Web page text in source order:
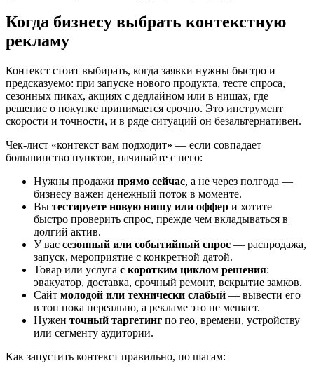
Когда бизнесу выбрать контекстную
рекламу
Контекст стоит выбирать, когда заявки нужны быстро и
предсказуемо: при запуске нового продукта, тесте спроса,
сезонных пиках, акциях с дедлайном или в нишах, где
решение о покупке принимается срочно. Это инструмент
скорости и точности, и в ряде ситуаций он безальтернативен.
Чек-лист «контекст вам подходит» — если совпадает
большинство пунктов, начинайте с него:
Нужны продажи прямо сейчас, а не через полгода —
бизнесу важен денежный поток в моменте.
Вы тестируете новую нишу или оффер и хотите
быстро проверить спрос, прежде чем вкладываться в
долгий актив.
У вас сезонный или событийный спрос — распродажа,
запуск, мероприятие с конкретной датой.
Товар или услуга с коротким циклом решения:
эвакуатор, доставка, срочный ремонт, вскрытие замков.
Сайт молодой или технически слабый — вывести его
в топ пока нереально, а рекламе это не мешает.
Нужен точный таргетинг по гео, времени, устройству
или сегменту аудитории.
Как запустить контекст правильно, по шагам: